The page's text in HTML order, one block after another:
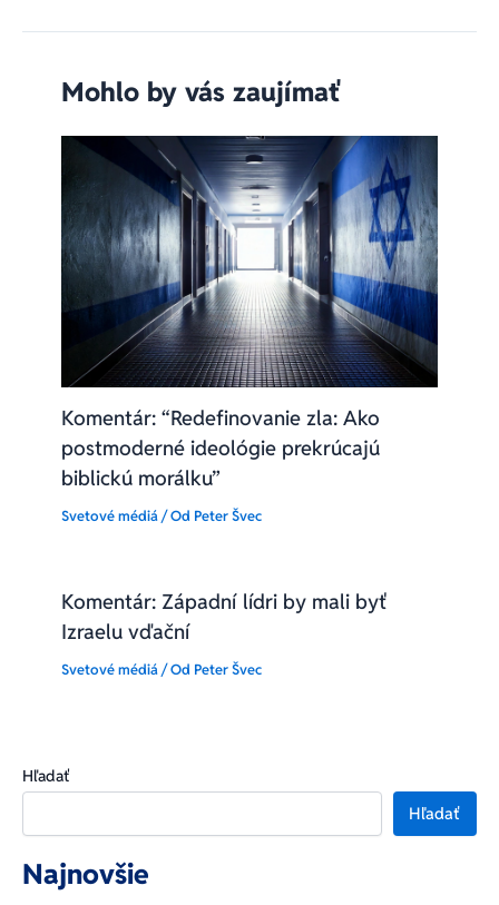
Mohlo by vás zaujímať
Komentár: “Redefinovanie zla: Ako
postmoderné ideológie prekrúcajú
biblickú morálku”
Svetové médiá/ Od Peter Švec
Komentár: Západní lídri by mali byť
Izraelu vďační
Svetové médiá/ Od Peter Švec
Hľadať
Hľadať
Najnovšie